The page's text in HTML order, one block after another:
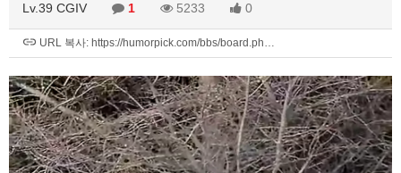
Lv.39 CGIV 1 5233 0
URL 복사: https://humorpick.com/bbs/board.ph…